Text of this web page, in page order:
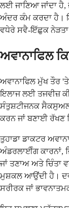
ਲਈ ਜਾਣਿਆ ਜਾਂਦਾ
ਅੰਦਰ ਕੰਮ ਕਰਦਾ ਹੈ।
ਵਧੇਰੇ ਸਵੈ-ਇੱਛੁਕ ਨੇੜਤਾ
ਅਵਾਨਾਫਿਲ
ਅਵਾਨਾਫਿਲ ਮੁੱਖ ਤੌਰ
ਇਲਾਜ ਲਈ ਤਜਵੀਜ਼
ਸੰਤੁਸ਼ਟੀਜਨਕ
ਕਰਨ ਜਾਂ ਬਣਾਈ ਰੱਖਣ
ਤੁਹਾਡਾ ਡਾਕਟਰ
ਅੰਡਰਲਾਈੰਗ ਕਾਰਨਾਂ,
ਜਾਂ ਤਣਾਅ ਅਤੇ ਚਿੰਤਾ
ਮੁਸ਼ਕਲ ਆਉਂਦੀ ਹੈ।
ਸਰੀਰਕ ਜਾਂ